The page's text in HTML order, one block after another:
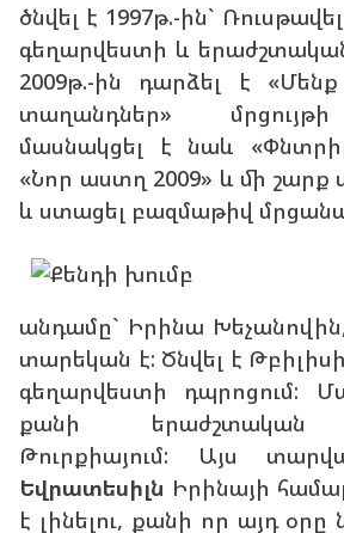
ծնվել է 1997թ.-ին`
գեղարվեստի և
2009թ.-ին դարձել է
տաղանդներ»
մասնակցել է նաև
«Նոր աստղ 2009» և մի շարք
և ստացել բազմաթիվ
անդամը` Իրինա
տարեկան է: Ծնվել է
գեղարվեստի դպրոցում:
քանի երաժշտական
Թուրքիայում: Այս
Եվրատեսիլն Իրինայի
է լինելու, քանի որ այդ օրը